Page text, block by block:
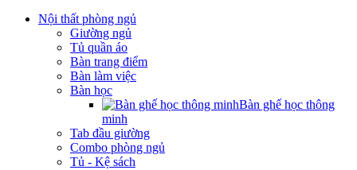
Nội thất phòng ngủ
Giường ngủ
Tủ quần áo
Bàn trang điểm
Bàn làm việc
Bàn học
Bàn ghế học thông
minh
Tab đầu giường
Combo phòng ngủ
Tủ - Kệ sách